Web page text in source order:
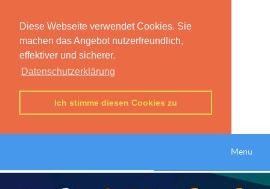
Diese Webseite verwendet Cookies. Sie
machen das Angebot nutzerfreundlich,
effektiver und sicherer.
Datenschutzerklärung
Ich stimme diesen Cookies zu
Menu